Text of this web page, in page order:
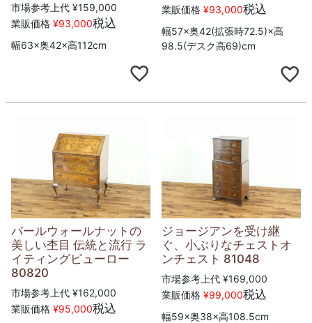
市場参考上代 ¥159,000
業販価格 ¥93,000税込
幅63×奥42×高112cm
業販価格 ¥93,000税込
幅57×奥42(拡張時72.5)×高
98.5(デスク高69)cm
バールウォールナットの
美しい杢目 伝統と流行 ラ
イティングビューロー
80820
市場参考上代 ¥162,000
業販価格 ¥95,000税込
ジョージアンを受け継
ぐ、小ぶりなチェストオ
ンチェスト 81048
市場参考上代 ¥169,000
業販価格 ¥99,000税込
幅59×奥38×高108.5cm